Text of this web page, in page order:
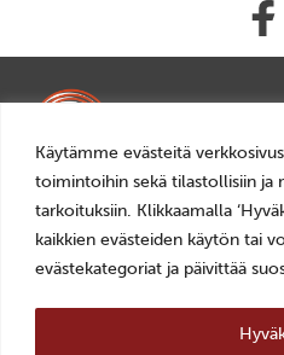
Käytämme evästeitä
toimintoihin sekä tilastollisiin ja
tarkoituksiin. Klikkaamalla
kaikkien evästeiden käytön tai
evästekategoriat ja päivittää
Jaa
tämä
Mariankatu 14, 24240 Salo
+358 2 7784892